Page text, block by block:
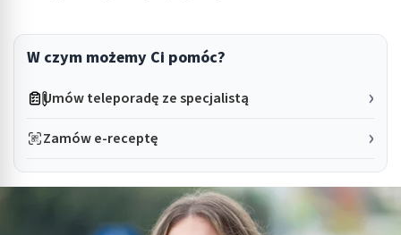
W czym możemy Ci pomóc?
Umów teleporadę ze specjalistą
Zamów e-receptę